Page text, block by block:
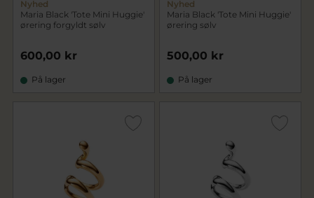
Nyhed
Maria Black 'Tote Mini Huggie'
ørering forgyldt sølv
600,00 kr
På lager
Nyhed
Maria Black 'Tote Mini Huggie'
ørering sølv
500,00 kr
På lager